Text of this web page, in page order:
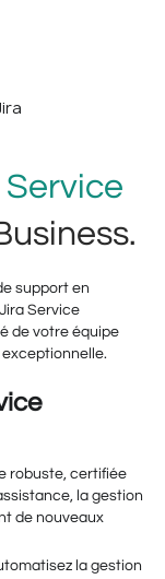
support en
Service
de votre équipe
robuste, certifiée
la gestion
de nouveaux
la gestion